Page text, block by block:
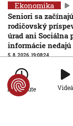
Ekonomika
Seniori sa
rodičovský
úrad ani Sociálna
informácie nedajú
5. 8. 2026, 19:08:24
Ekonomika
Na Slovensku
hektárov pôdy.
Po minúte Videá